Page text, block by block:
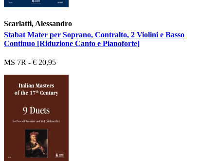
Scarlatti, Alessandro
Stabat Mater per Soprano, Contralto, 2 Violini e Basso
Continuo [Riduzione Canto e Pianoforte]
MS 7R - € 20,95